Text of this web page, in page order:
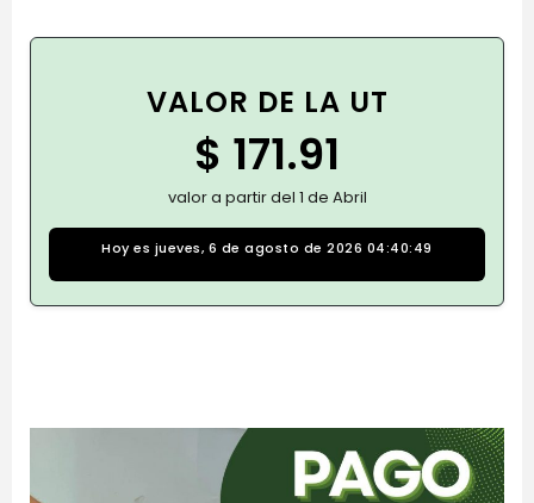
VALOR DE LA UT
$ 171.91
valor a partir del 1 de Abril
Hoy es jueves, 6 de agosto de 2026 04:40:49